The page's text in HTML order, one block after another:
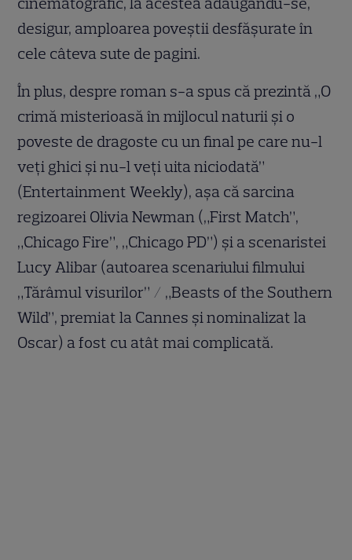
desigur, amploarea poveștii desfășurate în
cele câteva sute de pagini.
În plus, despre roman s-a spus că prezintă „O
crimă misterioasă în mijlocul naturii și o
poveste de dragoste cu un final pe care nu-l
veți ghici și nu-l veți uita niciodată”
(Entertainment Weekly), așa că sarcina
regizoarei Olivia Newman („First Match”,
„Chicago Fire”, „Chicago PD”) și a scenaristei
Lucy Alibar (autoarea scenariului filmului
„Tărâmul visurilor” / „Beasts of the Southern
Wild”, premiat la Cannes și nominalizat la
Oscar) a fost cu atât mai complicată.